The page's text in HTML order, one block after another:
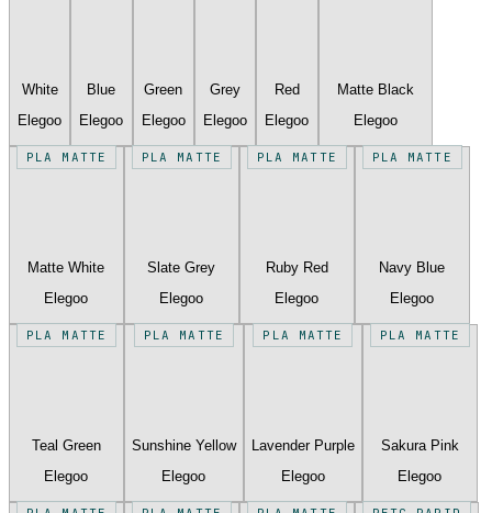
White
Elegoo
Blue
Elegoo
Green
Elegoo
Grey
Elegoo
Red
Elegoo
Matte Black
Elegoo
PLA MATTE
Matte White
Elegoo
PLA MATTE
Slate Grey
Elegoo
PLA MATTE
Ruby Red
Elegoo
PLA MATTE
Navy Blue
Elegoo
PLA MATTE
Teal Green
Elegoo
PLA MATTE
Sunshine Yellow
Elegoo
PLA MATTE
Lavender Purple
Elegoo
PLA MATTE
Sakura Pink
Elegoo